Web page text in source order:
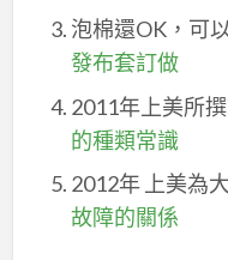
泡棉還OK，可
發布套訂做
2011年上美所
的種類常識
2012年 上美為
故障的關係